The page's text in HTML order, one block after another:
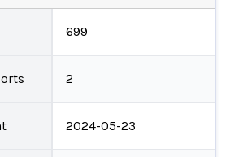
699
2
2024-05-23